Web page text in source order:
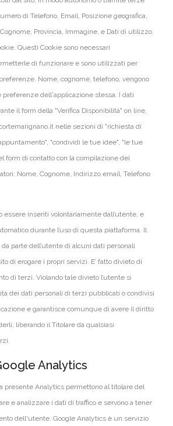
di Telefono, Email, Posizione geografica,
Provincia, Immagine, e Dati di utilizzo.
Questi Cookie sono necessari
di funzionare e sono utilizzati per
Nome, cognome, telefono, vengono
preferenze dell'applicazione stessa. I dati
il form della "Verifica Disponibilità" on line,
nelle sezioni di "richiesta di
"condividi le tue idee", "le tue
form di contatto con la compilazione dei
Nome, Cognome, Indirizzo email, Telefono
essere inseriti volontariamente dall’utente, e
durante l’uso di questa piattaforma. Il
parte dell’utente di alcuni dati personali
di erogare i propri servizi. E’ fatto divieto di
di terzi. Violando tale divieto l’utente si
dei dati personali di terzi pubblicati o condivisi
e garantisce comunque di avere il diritto
liberando il Titolare da qualsiasi
Analytics
presente Analytics permettono al titolare del
e analizzare i dati di traffico e servono a tener
dell'utente. Google Analytics è un servizio